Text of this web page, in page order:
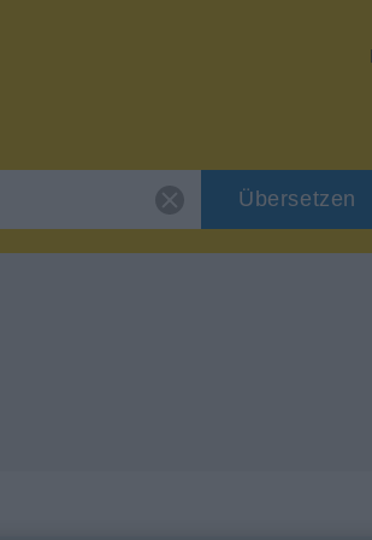
Übersetzen